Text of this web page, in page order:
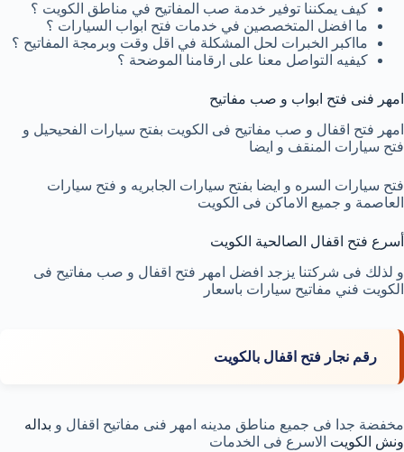
كيف يمكننا توفير خدمة صب المفاتيح في مناطق الكويت ؟
ما افضل المتخصصين في خدمات فتح ابواب السيارات ؟
مااكبر الخبرات لحل المشكلة في اقل وقت وبرمجة المفاتيح ؟
كيفيه التواصل معنا على ارقامنا الموضحة ؟
امهر فنى فتح ابواب و صب مفاتيح
امهر فتح اقفال و صب مفاتيح فى الكويت بفتح سيارات الفحيحيل و
فتح سيارات المنقف و ايضا
فتح سيارات السره و ايضا بفتح سيارات الجابريه و فتح سيارات
العاصمة و جميع الاماكن فى الكويت
أسرع فتح اقفال الصالحية الكويت
و لذلك فى شركتنا يزجد افضل امهر فتح اقفال و صب مفاتيح فى
الكويت فني مفاتيح سيارات باسعار
رقم نجار فتح اقفال بالكويت
مخفضة جدا فى جميع مناطق مدينه امهر فنى مفاتيح اقفال و بداله
ونش الكويت الاسرع فى الخدمات